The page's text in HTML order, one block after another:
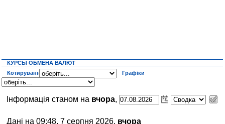
КУРСЫ ОБМЕНА ВАЛЮТ
Котирування
Графіки
Інформація станом на вчора,
Дані на 09:48, 7 серпня 2026, вчора